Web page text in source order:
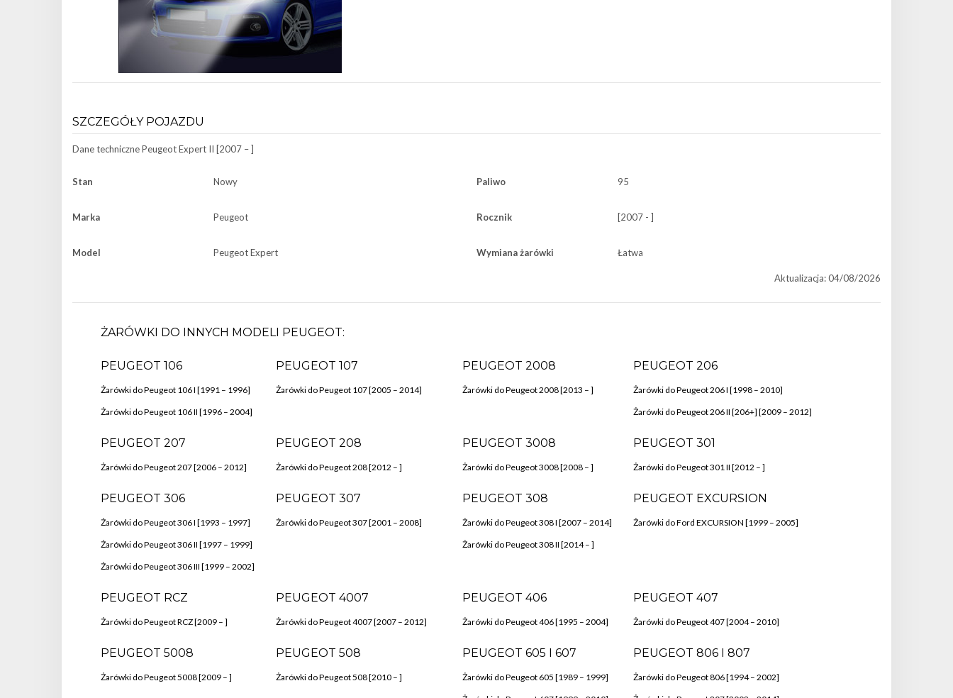
SZCZEGÓŁY POJAZDU
Dane technicznePeugeot Expert II [2007 – ]
Stan Nowy
Marka Peugeot
Model Peugeot Expert
Paliwo 95
Rocznik [2007 - ]
Wymiana żarówki Łatwa
Aktualizacja: 04/08/2026
ŻARÓWKI DO INNYCH MODELI PEUGEOT:
PEUGEOT 106
Żarówki do Peugeot 106 I [1991 – 1996]
Żarówki do Peugeot 106 II [1996 – 2004]
PEUGEOT 107
Żarówki do Peugeot 107 [2005 – 2014]
PEUGEOT 2008
Żarówki do Peugeot 2008 [2013 – ]
PEUGEOT 206
Żarówki do Peugeot 206 I [1998 – 2010]
Żarówki do Peugeot 206 II [206+] [2009 – 2012]
PEUGEOT 207
Żarówki do Peugeot 207 [2006 – 2012]
PEUGEOT 208
Żarówki do Peugeot 208 [2012 – ]
PEUGEOT 3008
Żarówki do Peugeot 3008 [2008 – ]
PEUGEOT 301
Żarówki do Peugeot 301 II [2012 – ]
PEUGEOT 306
Żarówki do Peugeot 306 I [1993 – 1997]
Żarówki do Peugeot 306 II [1997 – 1999]
Żarówki do Peugeot 306 III [1999 – 2002]
PEUGEOT 307
Żarówki do Peugeot 307 [2001 – 2008]
PEUGEOT 308
Żarówki do Peugeot 308 I [2007 – 2014]
Żarówki do Peugeot 308 II [2014 – ]
PEUGEOT EXCURSION
Żarówki do Ford EXCURSION [1999 – 2005]
PEUGEOT RCZ
Żarówki do Peugeot RCZ [2009 – ]
PEUGEOT 4007
Żarówki do Peugeot 4007 [2007 – 2012]
PEUGEOT 406
Żarówki do Peugeot 406 [1995 – 2004]
PEUGEOT 407
Żarówki do Peugeot 407 [2004 – 2010]
PEUGEOT 5008
Żarówki do Peugeot 5008 [2009 – ]
PEUGEOT 508
Żarówki do Peugeot 508 [2010 – ]
PEUGEOT 605 I 607
Żarówki do Peugeot 605 [1989 – 1999]
PEUGEOT 806 I 807
Żarówki do Peugeot 806 [1994 – 2002]